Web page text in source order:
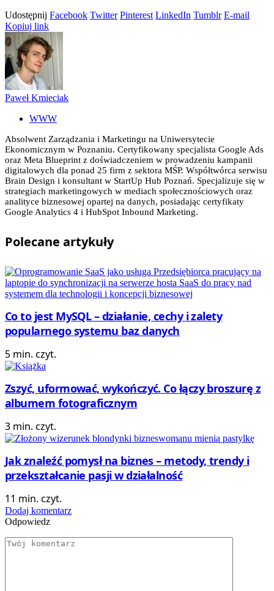
Udostępnij Facebook Twitter Pinterest LinkedIn Tumblr E-mail
Kopiuj link
Paweł Kmieciak
WWW
Absolwent Zarządzania i Marketingu na Uniwersytecie
Ekonomicznym w Poznaniu. Certyfikowany specjalista Google Ads
oraz Meta Blueprint z doświadczeniem w prowadzeniu kampanii
digitalowych dla ponad 25 firm z sektora MŚP. Współtwórca serwisu
Brain Design i konsultant w StartUp Hub Poznań. Specjalizuje się w
strategiach marketingowych w mediach społecznościowych oraz
analityce biznesowej opartej na danych, posiadając certyfikaty
Google Analytics 4 i HubSpot Inbound Marketing.
Polecane artykuły
Co to jest MySQL – działanie, cechy i zalety
popularnego systemu baz danych
5 min. czyt.
Zszyć, uformować, wykończyć. Co łączy broszurę z
albumem fotograficznym
3 min. czyt.
Jak znaleźć pomysł na biznes – metody, trendy i
przekształcanie pasji w działalność
11 min. czyt.
Dodaj komentarz
Odpowiedz